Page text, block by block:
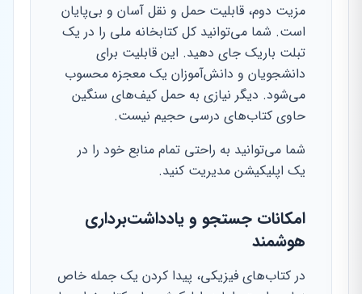
مزیت دوم، قابلیت حمل و نقل آسان و بی‌پایان
است. شما می‌توانید کل کتابخانه ملی را در یک
تبلت باریک جای دهید. این قابلیت برای
دانشجویان و دانش‌آموزان یک معجزه محسوب
می‌شود. دیگر نیازی به حمل کیف‌های سنگین
حاوی کتاب‌های درسی حجیم نیست.
شما می‌توانید به راحتی تمام منابع خود را در
یک اپلیکیشن مدیریت کنید.
امکانات جستجو و یادداشت‌برداری
هوشمند
در کتاب‌های فیزیکی، پیدا کردن یک جمله خاص